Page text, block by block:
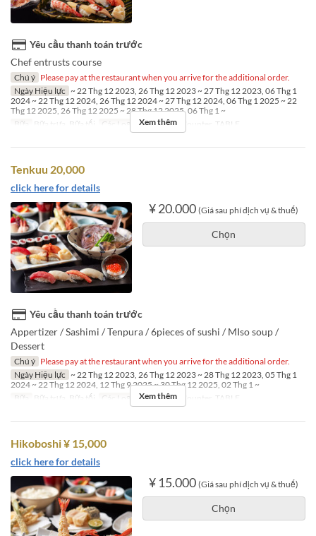
Yêu cầu thanh toán trước
Chef entrusts course
Chú ý Please pay at the restaurant when you arrive for the additional order.
Ngày Hiệu lực ~ 22 Thg 12 2023, 26 Thg 12 2023 ~ 27 Thg 12 2023, 06 Thg 1
2024 ~ 22 Thg 12 2024, 26 Thg 12 2024 ~ 27 Thg 12 2024, 06 Thg 1 2025 ~ 22
Thg 12 2025, 26 Thg 12 2025 ~ 28 Thg 12 2025, 06 Thg 1 ~
Bữa
Bữa trưa, Bữa tối Các Loại Ghế SUSHI Counter, TABLE
Xem thêm
Tenkuu 20,000
click here for details
¥ 20.000 (Giá sau phí dịch vụ & thuế)
Chọn
Yêu cầu thanh toán trước
Appertizer / Sashimi / Tenpura / 6pieces of sushi / MIso soup /
Dessert
Chú ý Please pay at the restaurant when you arrive for the additional order.
Ngày Hiệu lực ~ 22 Thg 12 2023, 26 Thg 12 2023 ~ 28 Thg 12 2023, 05 Thg 1
2024 ~ 22 Thg 12 2024, 12 Thg 9 2025 ~ 30 Thg 12 2025, 02 Thg 1 ~
Bữa
Bữa trưa, Bữa tối Các Loại Ghế SUSHI Counter, TABLE
Xem thêm
Hikoboshi ¥ 15,000
click here for details
¥ 15.000 (Giá sau phí dịch vụ & thuế)
Chọn